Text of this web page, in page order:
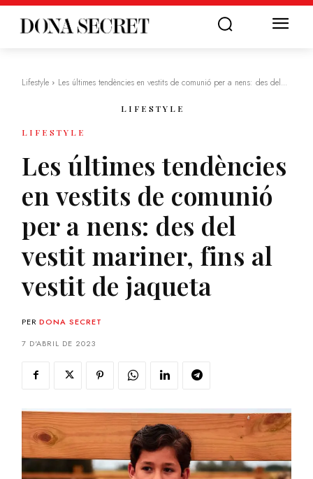
Lifestyle Les últimes tendències en vestits de comunió per a nens: des del...
LIFESTYLE
LIFESTYLE
Les últimes tendències
en vestits de comunió
per a nens: des del
vestit mariner, fins al
vestit de jaqueta
PER DONA SECRET
7 D'ABRIL DE 2023